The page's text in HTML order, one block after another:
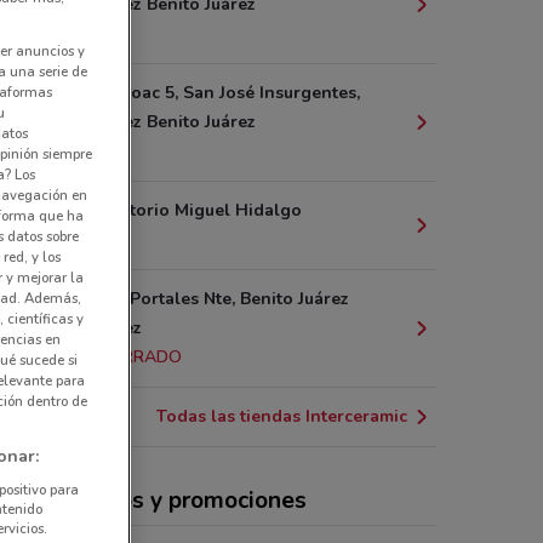
Av. Río Mixcoac 5, San José Insurgentes,
Benito Juárez Benito Juárez
2.7 km
Av. Observatorio Miguel Hidalgo
3.2 km
Tripoli 817, Portales Nte, Benito Juárez
Benito Juárez
3.3 km
CERRADO
Todas las tiendas Interceramic
precios y promociones
anuncios y
una serie de
siempre
Los
en
que ha
datos sobre
y los
y mejorar la
Además,
científicas y
en
sucede si
para
dentro de
para